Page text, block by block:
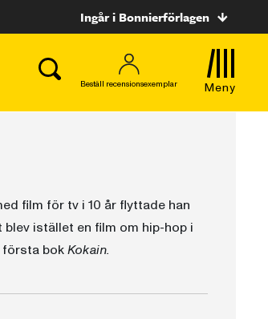
Ingår i Bonnierförlagen
Beställ recensionsexemplar Meny
film för tv i 10 år flyttade han
istället en film om hip-hop i
första bokKokain.